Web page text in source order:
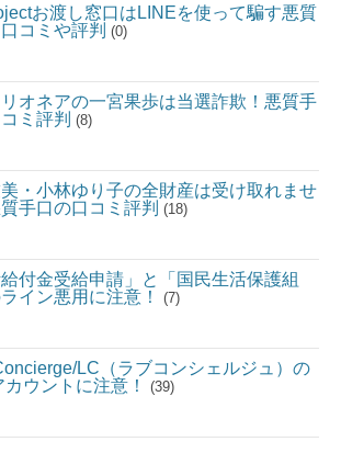
お渡し窓口はLINEを使って騙す悪質
コミや評判 (0)
リオネアの一宮果歩は当選詐欺！悪質手
ミ評判 (8)
・小林ゆり子の全財産は受け取れませ
手口の口コミ評判 (18)
給付金受給申請」と「国民生活保護組
イン悪用に注意！
(7)
LC（ラブコンシェルジュ）の
カウントに注意！
(39)